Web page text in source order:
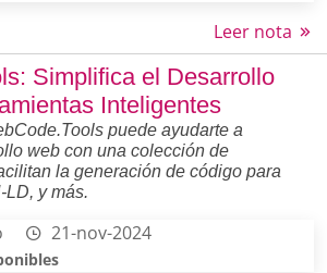
Leer nota
Simplifica el Desarrollo
Inteligentes
puede ayudarte a
web con una colección de
la generación de código para
LD, y más.
21-nov-2024